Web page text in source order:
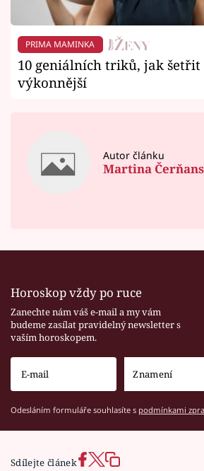
PRIMA MAMINKA
10 geniálních triků, jak šetřit
výkonnější
Autor článku
Martina
Horoskop vždy po ruce
Zanechte nám váš e-mail a my vám
budeme zasílat pravidelný newsletter s
vaším horoskopem.
Odesláním formuláře souhlasíte s podmínkami
Sdílejte článek